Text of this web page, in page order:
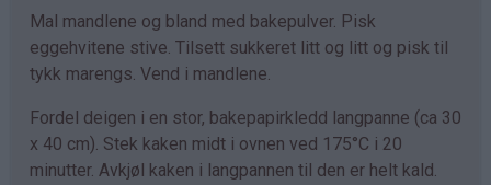
Mal mandlene og bland med bakepulver. Pisk
eggehvitene stive. Tilsett sukkeret litt og litt og pisk til
tykk marengs. Vend i mandlene.
Fordel deigen i en stor, bakepapirkledd langpanne (ca 30
x 40 cm). Stek kaken midt i ovnen ved 175°C i 20
minutter. Avkjøl kaken i langpannen til den er helt kald.